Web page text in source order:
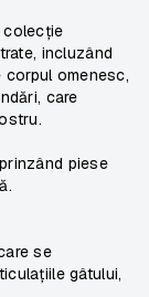
colecție
incluzând
corpul omenesc,
care
piese
se
gâtului,